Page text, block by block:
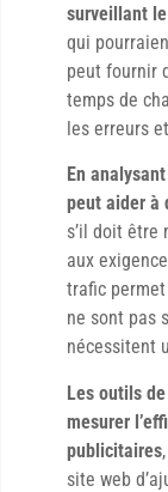
surveillant
qui
peut fournir
temps de
les erreurs
En
peut aider à
s’il doit être
aux
trafic
ne sont pas
nécessitent
Les outils
mesurer
publicitaires
site web